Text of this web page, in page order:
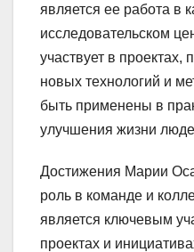
является ее работа в
исследовательском
участвует в
новых технологий и
быть применены в
улучшения жизни
Достижения Марии
роль в команде и
является ключевым
проектах и